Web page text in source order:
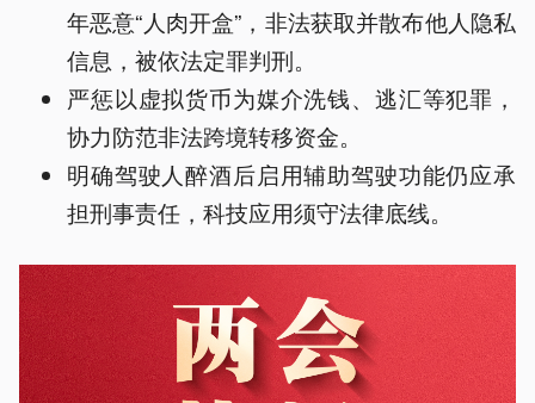
年恶意“人肉开盒”，非法获取并散布他人隐私
信息，被依法定罪判刑。
严惩以虚拟货币为媒介洗钱、逃汇等犯罪，
协力防范非法跨境转移资金。
明确驾驶人醉酒后启用辅助驾驶功能仍应承
担刑事责任，科技应用须守法律底线。